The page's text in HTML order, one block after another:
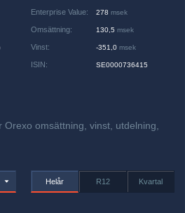
Enterprise Value: 278 msek
Omsättning: 130,5 msek
Vinst: -351,0 msek
ISIN: SE0000736415
Orexo omsättning, vinst, utdelning,
Helår R12 Kvartal